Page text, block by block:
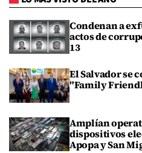
Condenan a
actos de
13
El Salvador se
"Family
Amplían
dispositivos
Apopa y San